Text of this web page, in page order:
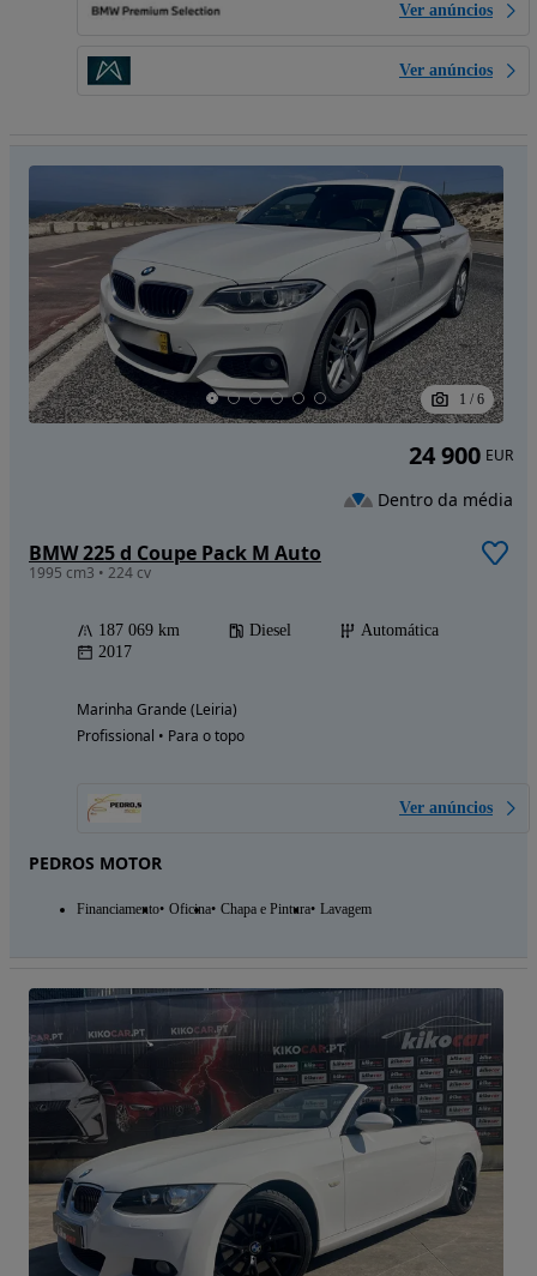
Ver anúncios
Ver anúncios
1 / 6
BMW 225 d Coupe Pack M Auto
1995 cm3 • 224 cv
187 069 km Diesel
Automática
2017
Marinha Grande (Leiria)
Profissional • Para o topo
Ver anúncios
PEDROS MOTOR
Financiamento Oficina Chapa e Pintura Lavagem
24 900 EUR
Dentro da média